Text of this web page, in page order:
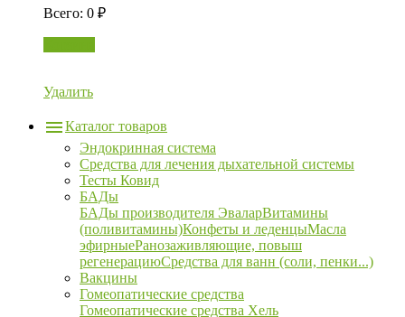
Всего: 0 ₽
Удалить
Каталог товаров
Эндокринная система
Средства для лечения дыхательной системы
Тесты Ковид
БАДы
БАДы производителя ЭваларВитамины
(поливитамины)Конфеты и леденцыМасла
эфирныеРанозаживляющие, повыш
регенерациюСредства для ванн (соли, пенки...)
Вакцины
Гомеопатические средства
Гомеопатические средства Хель